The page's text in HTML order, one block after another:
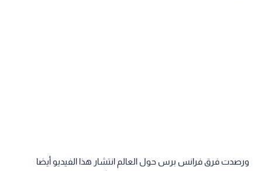
ورصدت فرق فرانس برس حول العالم انتشار هذا الفيديو أيضا